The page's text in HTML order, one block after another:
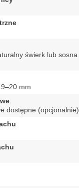
świerk lub sosna
mm
dostępne (opcjonalnie)